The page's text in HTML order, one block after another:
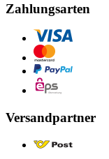
Zahlungsarten
Versandpartner